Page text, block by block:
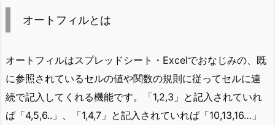
オートフィルとは
オートフィルはスプレッドシート・Excelでおなじみの、既
に参照されているセルの値や関数の規則に従ってセルに連
続で記入してくれる機能です。「1,2,3」と記入されていれ
ば「4,5,6..」、「1,4,7」と記入されていれば「10,13,16…」